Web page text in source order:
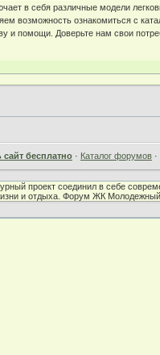
в себя различные модели
возможность ознакомиться с
и помощи. Доверьте нам свои
сайт бесплатно· Каталог форумов·
проект соединил в себе
и отдыха. Форум ЖК